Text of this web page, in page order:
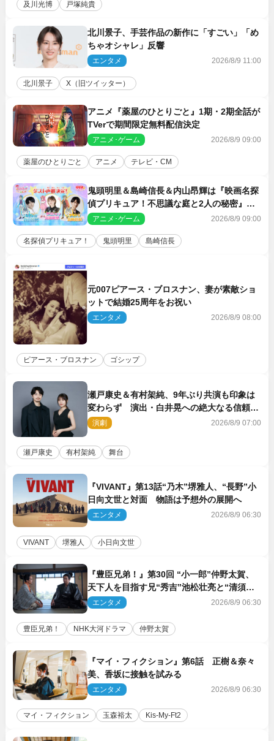
及川光博 戸塚純貴
北川景子、手芸作品の新作に「すごい」「め
ちゃオシャレ」反響
エンタメ 2026/8/9 11:00
北川景子 X（旧ツイッター）
アニメ『薬屋のひとりごと』1期・2期全話が
TVerで期間限定無料配信決定
アニメ･ゲーム 2026/8/9 09:00
薬屋のひとりごと アニメ テレビ・CM
鬼頭明里＆島崎信長＆内山昂輝は『映画名探
偵プリキュア！不思議な庭と2人の秘密』ゲ
スト声優に決定
アニメ･ゲーム 2026/8/9 09:00
名探偵プリキュア！ 鬼頭明里 島崎信長
元007ピアース・ブロスナン、妻が素敵ショ
ットで結婚25周年をお祝い
エンタメ 2026/8/9 08:00
ピアース・ブロスナン ゴシップ
瀬戸康史＆有村架純、9年ぶり共演も印象は
変わらず 演出・白井晃への絶大なる信頼を
胸に舞台『キュー』に挑む
演劇 2026/8/9 07:00
瀬戸康史 有村架純 舞台
『VIVANT』第13話“乃木”堺雅人、“長野”小
日向文世と対面 物語は予想外の展開へ
エンタメ 2026/8/9 06:30
VIVANT 堺雅人 小日向文世
『豊臣兄弟！』第30回 “小一郎”仲野太賀、
天下人を目指す兄“秀吉”池松壮亮と“清須会
議”へ
エンタメ 2026/8/9 06:30
豊臣兄弟！ NHK大河ドラマ 仲野太賀
『マイ・フィクション』第6話 正樹＆奈々
美、香坂に接触を試みる
エンタメ 2026/8/9 06:30
マイ・フィクション 玉森裕太 Kis‐My‐Ft2